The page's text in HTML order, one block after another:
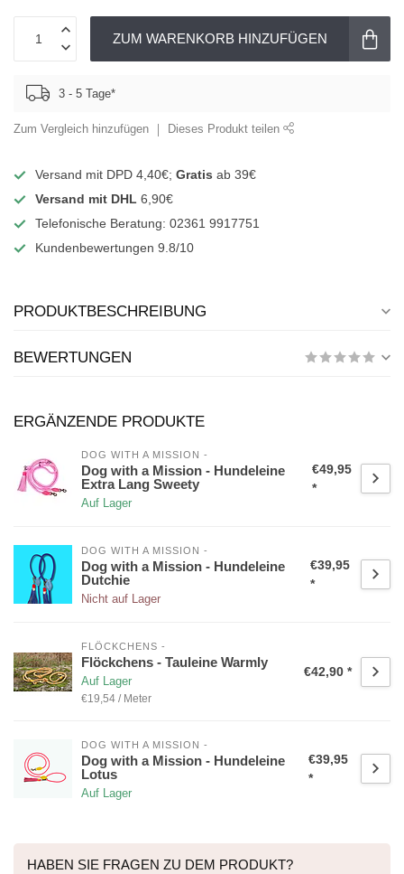
ZUM WARENKORB HINZUFÜGEN
3 - 5 Tage*
Zum Vergleich hinzufügen Dieses Produkt teilen
Versand mit DPD 4,40€; Gratis ab 39€
Versand mit DHL 6,90€
Telefonische Beratung: 02361 9917751
Kundenbewertungen 9.8/10
PRODUKTBESCHREIBUNG
BEWERTUNGEN
ERGÄNZENDE PRODUKTE
DOG WITH A MISSION -
Dog with a Mission - Hundeleine
Extra Lang Sweety
Auf Lager
€49,95
*
DOG WITH A MISSION -
Dog with a Mission - Hundeleine
Dutchie
Nicht auf Lager
€39,95
*
FLÖCKCHENS -
Flöckchens - Tauleine Warmly
Auf Lager
€19,54 / Meter
€42,90 *
DOG WITH A MISSION -
Dog with a Mission - Hundeleine
Lotus
Auf Lager
€39,95
*
HABEN SIE FRAGEN ZU DEM PRODUKT?